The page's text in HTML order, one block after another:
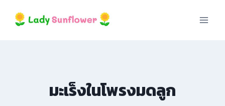
มะเร็งในโพรงมดลูก